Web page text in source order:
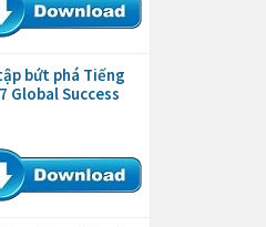
bứt phá Tiếng
Global Success